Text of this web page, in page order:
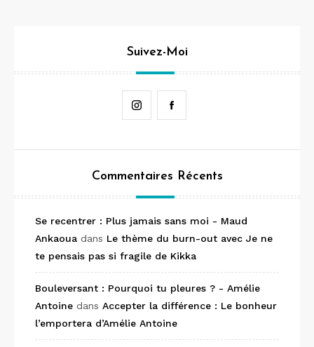
Suivez-Moi
Instagram
Commentaires Récents
Se recentrer : Plus jamais sans moi - Maud
Ankaoua dans Le thème du burn-out avec Je ne
te pensais pas si fragile de Kikka
Bouleversant : Pourquoi tu pleures ? - Amélie
Antoine dans Accepter la différence : Le bonheur
l’emportera d’Amélie Antoine